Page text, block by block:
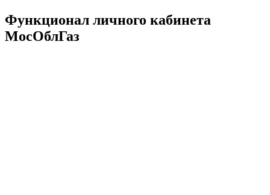
Функционал личного кабинета
МосОблГаз